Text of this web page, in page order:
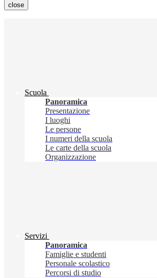
close
Scuola
Panoramica
Presentazione
I luoghi
Le persone
I numeri della scuola
Le carte della scuola
Organizzazione
Servizi
Panoramica
Famiglie e studenti
Personale scolastico
Percorsi di studio